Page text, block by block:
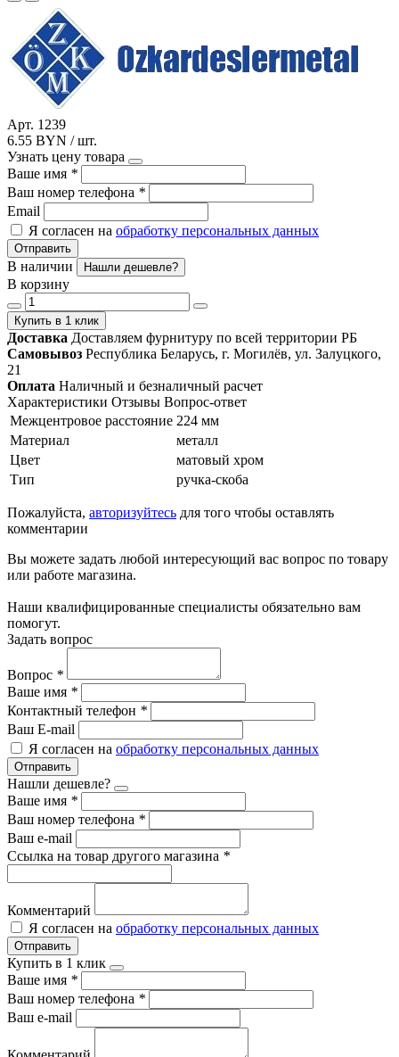
Арт. 1239
6.55 BYN / шт.
Узнать цену товара
Ваше имя *
Ваш номер телефона *
Email
Я согласен на обработку персональных данных
Отправить
В наличии Нашли дешевле?
В корзину
Купить в 1 клик
Доставка Доставляем фурнитуру по всей территории РБ
Самовывоз Республика Беларусь, г. Могилёв, ул. Залуцкого,
21
Оплата Наличный и безналичный расчет
Характеристики Отзывы Вопрос-ответ
Межцентровое расстояние 224 мм
Материал
металл
Цвет
матовый хром
Тип
ручка-скоба
Пожалуйста, авторизуйтесь для того чтобы оставлять
комментарии
Вы можете задать любой интересующий вас вопрос по товару
или работе магазина.
Наши квалифицированные специалисты обязательно вам
помогут.
Задать вопрос
Вопрос *
Ваше имя *
Контактный телефон *
Ваш E-mail
Я согласен на обработку персональных данных
Отправить
Нашли дешевле?
Ваше имя *
Ваш номер телефона *
Ваш e-mail
Ссылка на товар другого магазина *
Комментарий
Я согласен на обработку персональных данных
Отправить
Купить в 1 клик
Ваше имя *
Ваш номер телефона *
Ваш e-mail